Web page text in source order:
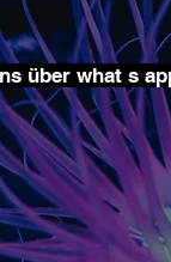
über what s